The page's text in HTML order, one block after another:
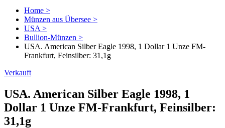
Home >
Münzen aus Übersee >
USA >
Bullion-Münzen >
USA. American Silber Eagle 1998, 1 Dollar 1 Unze FM-
Frankfurt, Feinsilber: 31,1g
Verkauft
USA. American Silber Eagle 1998, 1
Dollar 1 Unze FM-Frankfurt, Feinsilber:
31,1g